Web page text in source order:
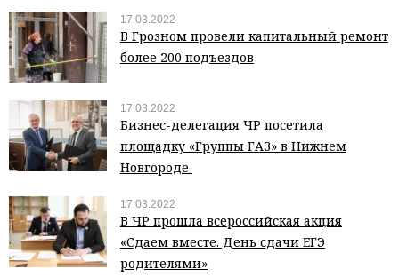
17.03.2022
В Грозном провели капитальный ремонт
более 200 подъездов
17.03.2022
Бизнес-делегация ЧР посетила
площадку «Группы ГАЗ» в Нижнем
Новгороде
17.03.2022
В ЧР прошла всероссийская акция
«Сдаем вместе. День сдачи ЕГЭ
родителями»